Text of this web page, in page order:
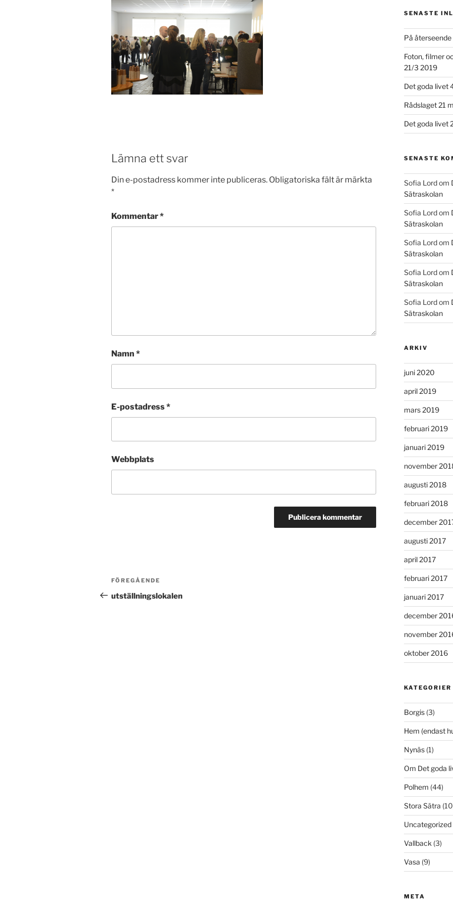
Lämna ett svar
Din e-postadress kommer inte publiceras. Obligatoriska fält är märkta
*
Kommentar*
Namn *
E-postadress*
Webbplats
Inläggsnavigering
Föregående
inlägg
FÖREGÅENDE
utställningslokalen
SENASTE
På
Foton, filmer
21/3 2019
Det goda livet
Rådslaget 21
Det goda livet
SENASTE
Sofia Lordom
Sätraskolan
Sofia Lordom
Sätraskolan
Sofia Lordom
Sätraskolan
Sofia Lordom
Sätraskolan
Sofia Lordom
Sätraskolan
ARKIV
juni 2020
april 2019
mars 2019
februari 2019
januari 2019
november
augusti 2018
februari 2018
december
augusti 2017
april 2017
februari 2017
januari 2017
december
november
oktober 2016
KATEGORIER
Borgis(3)
Hem (endast
Nynäs(1)
Om Det goda
Polhem (44)
Stora Sätra
Uncategorized
Vallback (3)
Vasa (9)
META